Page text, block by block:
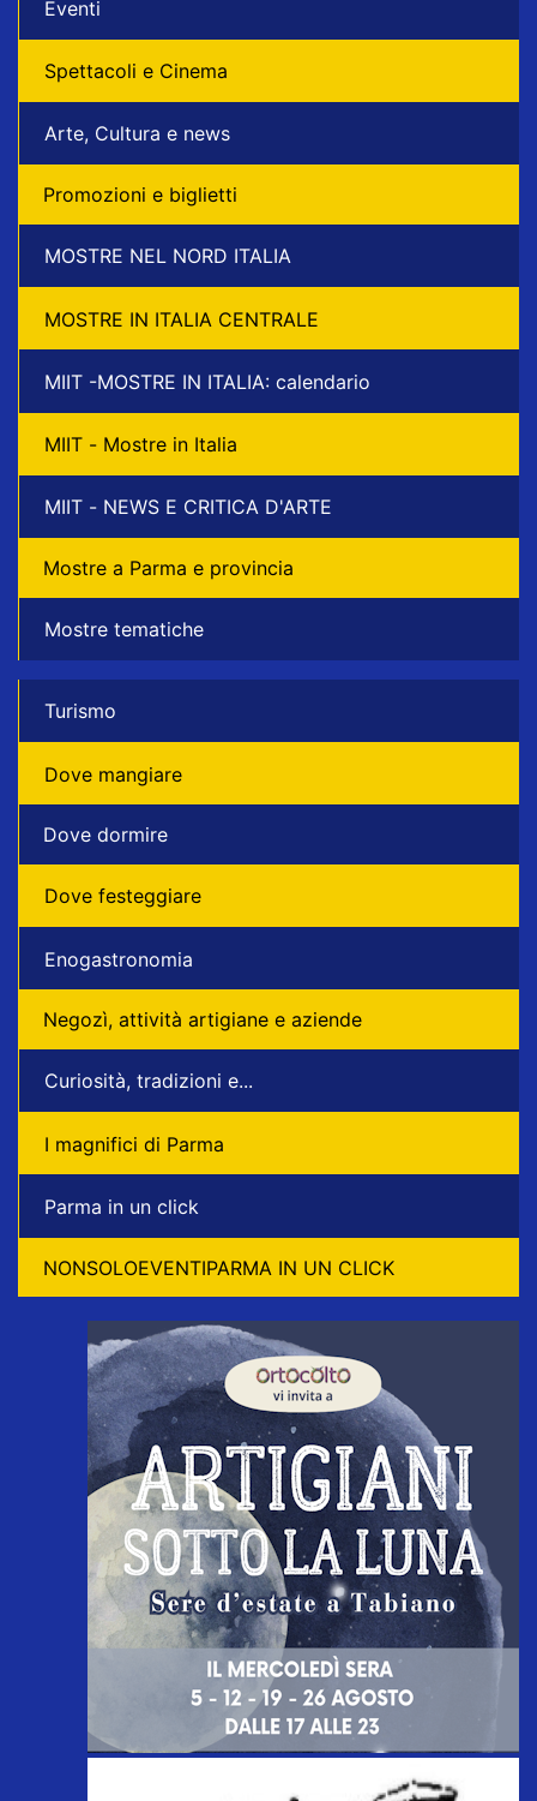
Eventi
Spettacoli e Cinema
Arte, Cultura e news
Promozioni e biglietti
MOSTRE NEL NORD ITALIA
MOSTRE IN ITALIA CENTRALE
MIIT -MOSTRE IN ITALIA: calendario
MIIT - Mostre in Italia
MIIT - NEWS E CRITICA D'ARTE
Mostre a Parma e provincia
Mostre tematiche
Turismo
Dove mangiare
Dove dormire
Dove festeggiare
Enogastronomia
Negozì, attività artigiane e aziende
Curiosità, tradizioni e...
I magnifici di Parma
Parma in un click
NONSOLOEVENTIPARMA IN UN CLICK